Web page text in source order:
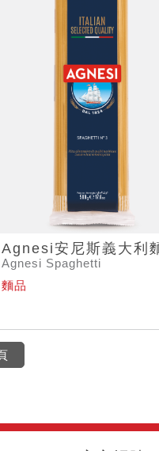
Agnesi安尼斯義大利
Agnesi Spaghetti
麵品